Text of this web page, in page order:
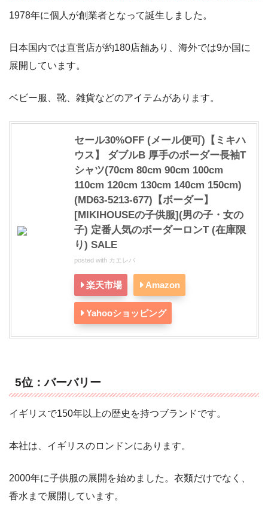
1978年に個人が創業者となって誕生しました。
日本国内では直営店が約180店舗あり、海外では9か国に
展開しています。
ベビー服、靴、雑貨などのアイテムがあります。
セール30%OFF (メール便可)【ミキハ
ウス】 ダブルB 厚手のボーダー長袖T
シャツ(70cm 80cm 90cm 100cm
110cm 120cm 130cm 140cm 150cm)
(MD63-5213-677)【ボーダー】
[MIKIHOUSEの子供服](男の子・女の
子) 定番人気のボーダーロンT (在庫限
り) SALE
posted with カエレバ
楽天市場 Amazon
Yahooショッピング
5位：バーバリー
イギリスで150年以上の歴史を持つブランドです。
本社は、イギリスのロンドンにあります。
2000年に子供服の展開を始めました。衣類だけでなく、
香水まで展開しています。